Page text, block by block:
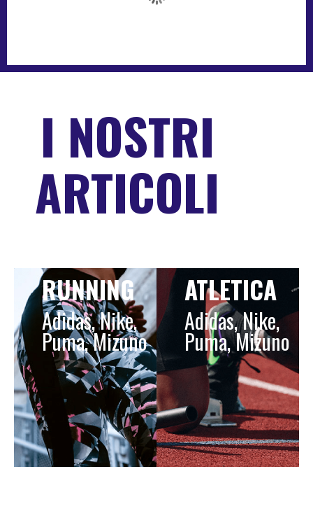
I NOSTRI
ARTICOLI
RUNNING
Adidas, Nike,
Puma, Mizuno
ATLETICA
Adidas, Nike,
Puma, Mizuno